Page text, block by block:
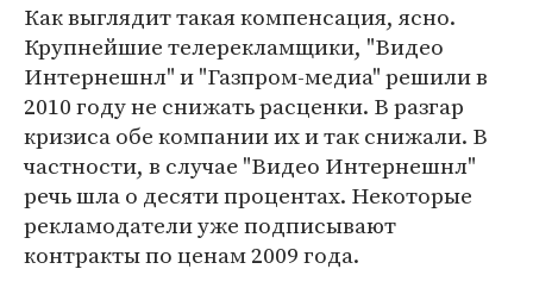
Как выглядит такая компенсация, ясно.
Крупнейшие телерекламщики, "Видео
Интернешнл" и "Газпром-медиа" решили в
2010 году не снижать расценки. В разгар
кризиса обе компании их и так снижали. В
частности, в случае "Видео Интернешнл"
речь шла о десяти процентах. Некоторые
рекламодатели уже подписывают
контракты по ценам 2009 года.